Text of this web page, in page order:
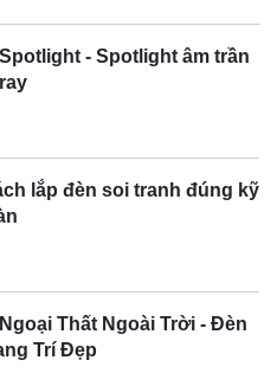
- Spotlight âm trần
lắp đèn soi tranh đúng kỹ
Thất Ngoài Trời - Đèn
Trí Đẹp